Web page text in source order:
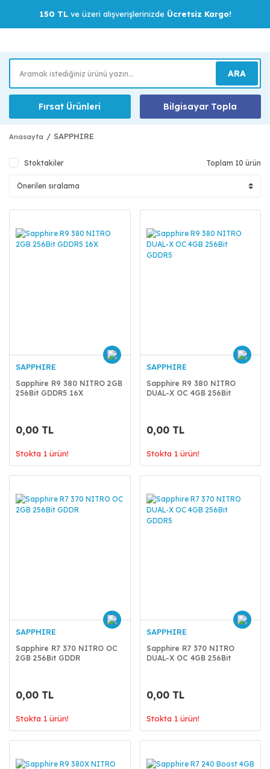
150 TLve üzeri alışverişlerinizde Ücretsiz Kargo!
ARA
Fırsat Ürünleri Bilgisayar Topla
Anasayfa SAPPHIRE
Stoktakiler Toplam 10 ürün
SAPPHIRE
Sapphire R9 380 NITRO 2GB
256Bit GDDR5 16X
0,00 TL
Stokta 1 ürün!
SAPPHIRE
Sapphire R9 380 NITRO
DUAL-X OC 4GB 256Bit
0,00 TL
Stokta 1 ürün!
SAPPHIRE
Sapphire R7 370 NITRO OC
2GB 256Bit GDDR
0,00 TL
Stokta 1 ürün!
SAPPHIRE
Sapphire R7 370 NITRO
DUAL-X OC 4GB 256Bit
0,00 TL
Stokta 1 ürün!